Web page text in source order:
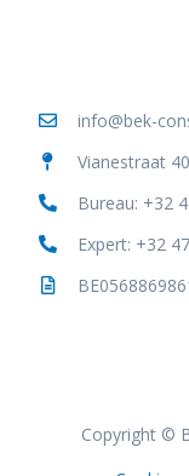
info@bek-
Vianestraat
Bureau: +32
Expert: +32
Copyright ©